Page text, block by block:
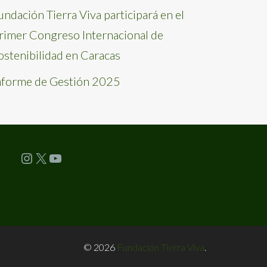
Tierra Viva participará en el
Congreso Internacional de
en Caracas
de Gestión 2025
Instagram X YouTube
© 2026 Fundación Tierra Viva.